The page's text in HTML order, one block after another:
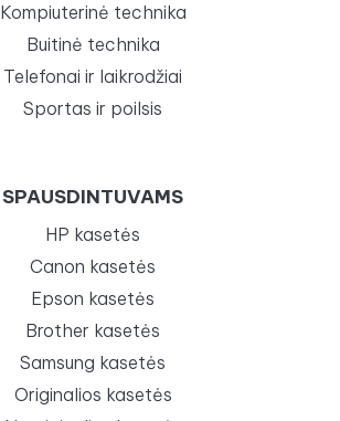
Kompiuterinė technika
Buitinė technika
Telefonai ir laikrodžiai
Sportas ir poilsis
SPAUSDINTUVAMS
HP kasetės
Canon kasetės
Epson kasetės
Brother kasetės
Samsung kasetės
Originalios kasetės